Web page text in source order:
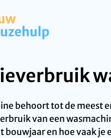
behoort tot de meest
van een
bouwjaar en hoe vaak je